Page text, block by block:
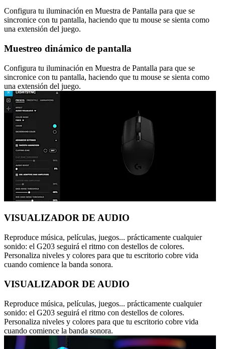
Configura tu iluminación en Muestra de Pantalla para que se
sincronice con tu pantalla, haciendo que tu mouse se sienta como
una extensión del juego.
Muestreo dinámico de pantalla
Configura tu iluminación en Muestra de Pantalla para que se
sincronice con tu pantalla, haciendo que tu mouse se sienta como
una extensión del juego.
VISUALIZADOR DE AUDIO
Reproduce música, películas, juegos... prácticamente cualquier
sonido: el G203 seguirá el ritmo con destellos de colores.
Personaliza niveles y colores para que tu escritorio cobre vida
cuando comience la banda sonora.
VISUALIZADOR DE AUDIO
Reproduce música, películas, juegos... prácticamente cualquier
sonido: el G203 seguirá el ritmo con destellos de colores.
Personaliza niveles y colores para que tu escritorio cobre vida
cuando comience la banda sonora.